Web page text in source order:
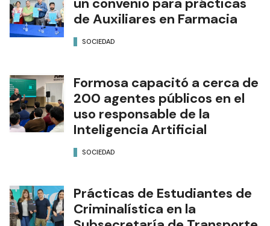
un convenio para prácticas
de Auxiliares en Farmacia
SOCIEDAD
Formosa capacitó a cerca de
200 agentes públicos en el
uso responsable de la
Inteligencia Artificial
SOCIEDAD
Prácticas de Estudiantes de
Criminalística en la